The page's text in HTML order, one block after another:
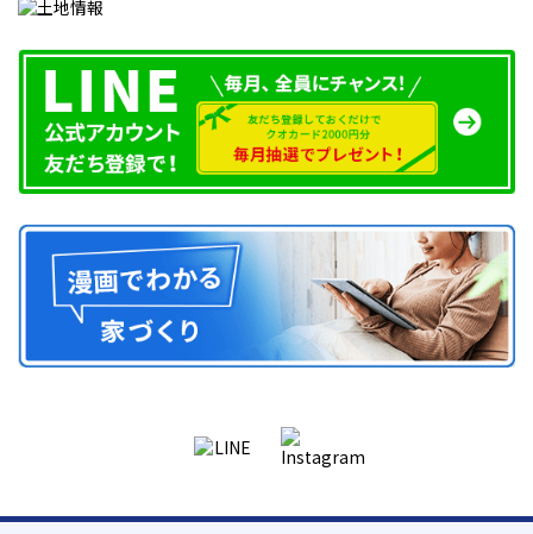
ジは、いろいろな物件を見たり、SNSで情報を探したりすること
で、理想の住まいのイメージができるでしょう。そして、予算を決
めるときは、毎月の支出に関わるので無理のない計画が大切で
す。現在賃貸で家賃を支払っている場合は、家賃を基準にして予算
を決めるとイメージしやすいでしょう。